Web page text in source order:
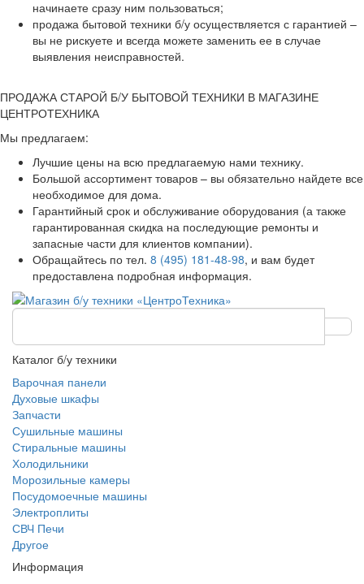
начинаете сразу ним пользоваться;
продажа бытовой техники б/у осуществляется с гарантией –
вы не рискуете и всегда можете заменить ее в случае
выявления неисправностей.
ПРОДАЖА СТАРОЙ Б/У БЫТОВОЙ ТЕХНИКИ В МАГАЗИНЕ
ЦЕНТРОТЕХНИКА
Мы предлагаем:
Лучшие цены на всю предлагаемую нами технику.
Большой ассортимент товаров – вы обязательно найдете все
необходимое для дома.
Гарантийный срок и обслуживание оборудования (а также
гарантированная скидка на последующие ремонты и
запасные части для клиентов компании).
Обращайтесь по тел. 8 (495) 181-48-98, и вам будет
предоставлена подробная информация.
Каталог б/у техники
Варочная панели
Духовые шкафы
Запчасти
Сушильные машины
Стиральные машины
Холодильники
Морозильные камеры
Посудомоечные машины
Электроплиты
СВЧ Печи
Другое
Информация